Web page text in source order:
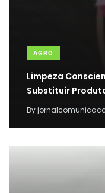
AGRO
Limpeza
Substituir
By